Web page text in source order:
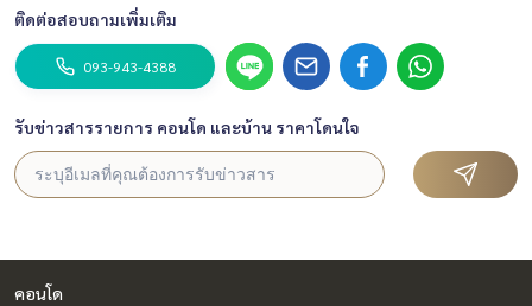
รร.นานาชาติ เอกมัย : 2.4 กม.
รร.สาธิตฯ ประสานมิตร : 3.2 กม.
ม.ศรีนครินทรวิโรฒ : 3.4 กม.
ม.กรุงเทพ : 3.5 กม.
- ศูนย์การแพทย์
รพ.สมิติเวช : 1.7 กม.
รพ.กรุงเทพ : 2.2 กม.
รพ.กล้วยน้ำไท : 4.3 กม.
รพ.ปิยะเวช : 4.5 กม.
ติดต่อสอบถามเพิ่มเติม
093-943-4388
รับข่าวสารรายการ คอนโด และบ้าน ราคาโดนใจ
คอนโด